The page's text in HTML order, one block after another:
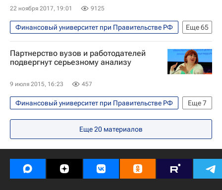
22 ноября 2017, 19:01 9125
Еще65
Финансовый университет при Правительстве РФ
В мире
СН_Образование
Казанский технологический университет
Южный федеральный университет
Томский государственный университет
Московская сельскохозяйственная академия
Национальный минерально-сырьевой университет "Горный"
Северо-Восточный федеральный университет
Партнерство вузов и работодателей
подвергнут серьезному анализу
9 июля 2015, 16:23 457
Еще7
Финансовый университет при Правительстве РФ
СН_Образование
Казанский государственный технологический университет
Вузы
Образование
Еще20 материалов